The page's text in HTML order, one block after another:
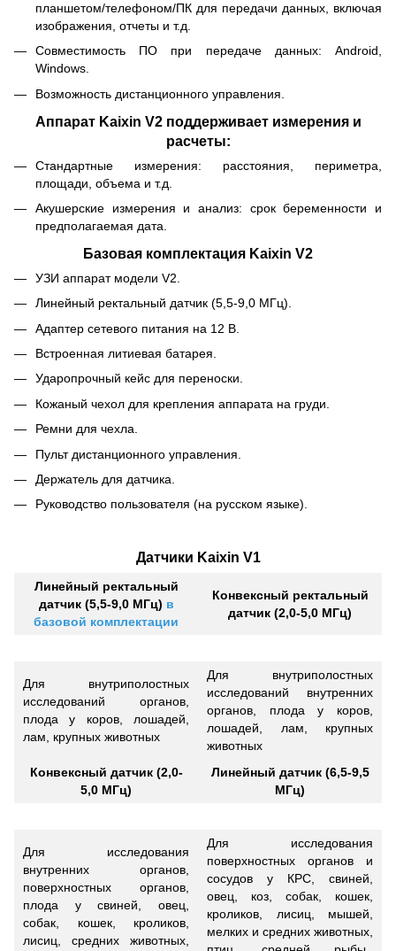
планшетом/телефоном/ПК для передачи данных, включая
изображения, отчеты и т.д.
Совместимость ПО при передаче данных: Android,
Windows.
Возможность дистанционного управления.
Аппарат Kaixin V2 поддерживает измерения и
расчеты:
Стандартные измерения: расстояния, периметра,
площади, объема и т.д.
Акушерские измерения и анализ: срок беременности и
предполагаемая дата.
Базовая комплектация Kaixin V2
УЗИ аппарат модели V2.
Линейный ректальный датчик (5,5-9,0 МГц).
Адаптер сетевого питания на 12 В.
Встроенная литиевая батарея.
Ударопрочный кейс для переноски.
Кожаный чехол для крепления аппарата на груди.
Ремни для чехла.
Пульт дистанционного управления.
Держатель для датчика.
Руководство пользователя (на русском языке).
Датчики Kaixin V1
Линейный ректальный
датчик (5,5-9,0 МГц) в
базовой комплектации
Конвексный ректальный
датчик (2,0-5,0 МГц)
Для внутриполостных
исследований органов,
плода у коров, лошадей,
лам, крупных животных
Для внутриполостных
исследований внутренних
органов, плода у коров,
лошадей, лам, крупных
животных
Конвексный датчик (2,0-
5,0 МГц)
Линейный датчик (6,5-9,5
МГц)
Для исследования
внутренних органов,
поверхностных органов,
плода у свиней, овец,
собак, кошек, кроликов,
лисиц, средних животных,
Для исследования
поверхностных органов и
сосудов у КРС, свиней,
овец, коз, собак, кошек,
кроликов, лисиц, мышей,
мелких и средних животных,